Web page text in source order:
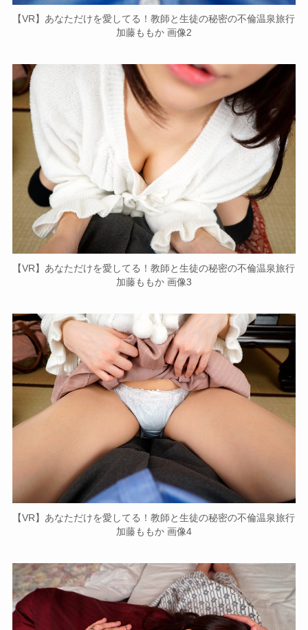
【VR】あなただけを愛してる！教師と生徒の秘密の不倫温泉旅行
加藤ももか 画像2
【VR】あなただけを愛してる！教師と生徒の秘密の不倫温泉旅行
加藤ももか 画像3
【VR】あなただけを愛してる！教師と生徒の秘密の不倫温泉旅行
加藤ももか 画像4